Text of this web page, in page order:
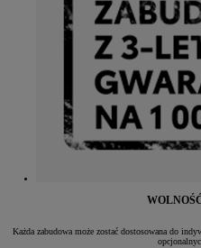
Każda zabudowa może zostać dostosowana do